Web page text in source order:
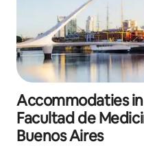
Accommodaties
Facultad de
Buenos Aires